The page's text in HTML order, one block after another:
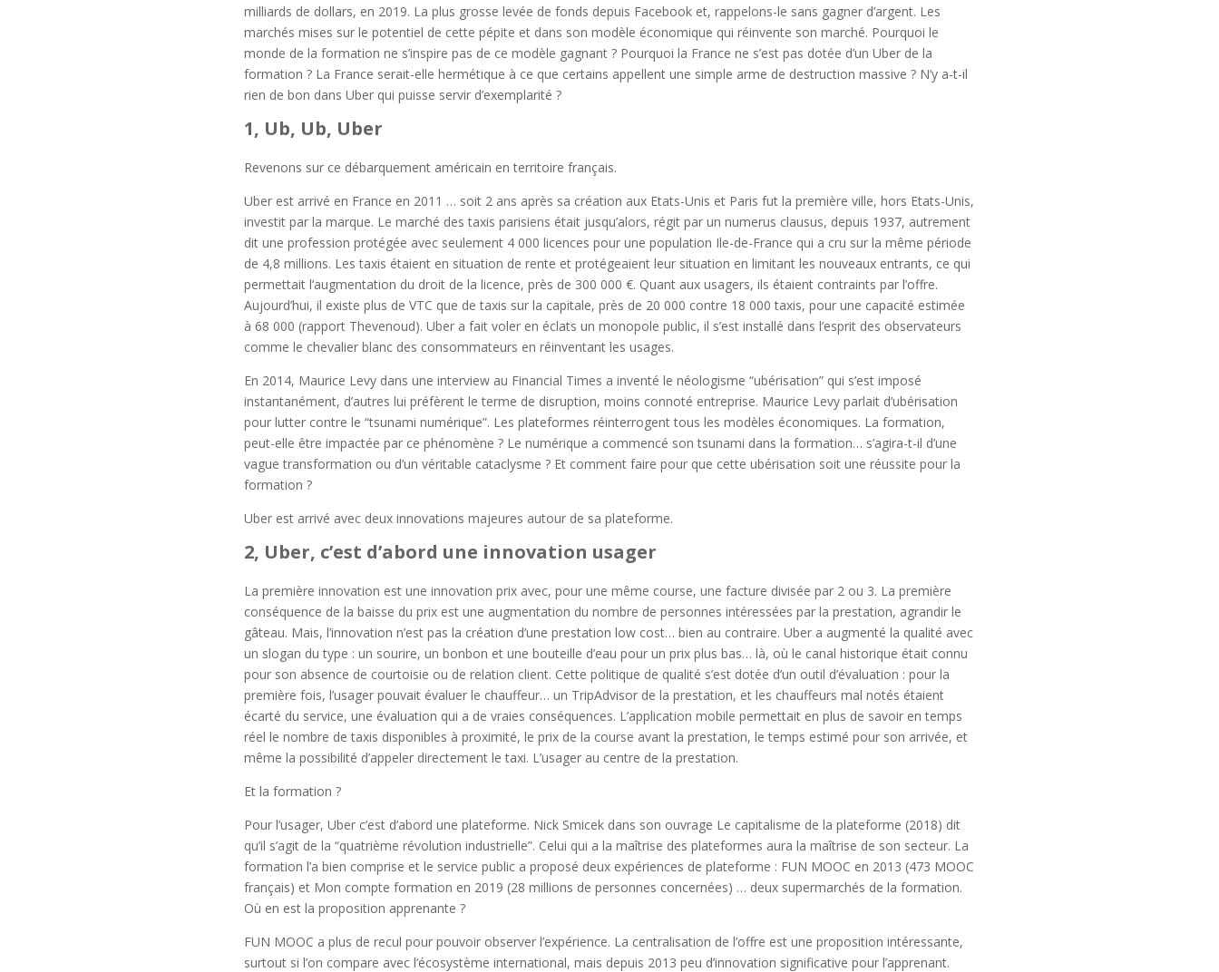
milliards de dollars, en 2019. La plus grosse levée de fonds depuis Facebook et, rappelons-le sans gagner d’argent. Les
marchés mises sur le potentiel de cette pépite et dans son modèle économique qui réinvente son marché. Pourquoi le
monde de la formation ne s’inspire pas de ce modèle gagnant ? Pourquoi la France ne s’est pas dotée d’un Uber de la
formation ? La France serait-elle hermétique à ce que certains appellent une simple arme de destruction massive ? N’y a-t-il
rien de bon dans Uber qui puisse servir d’exemplarité ?
1, Ub, Ub, Uber
Revenons sur ce débarquement américain en territoire français.
Uber est arrivé en France en 2011 … soit 2 ans après sa création aux Etats-Unis et Paris fut la première ville, hors Etats-Unis,
investit par la marque. Le marché des taxis parisiens était jusqu’alors, régit par un numerus clausus, depuis 1937, autrement
dit une profession protégée avec seulement 4 000 licences pour une population Ile-de-France qui a cru sur la même période
de 4,8 millions. Les taxis étaient en situation de rente et protégeaient leur situation en limitant les nouveaux entrants, ce qui
permettait l’augmentation du droit de la licence, près de 300 000 €. Quant aux usagers, ils étaient contraints par l’offre.
Aujourd’hui, il existe plus de VTC que de taxis sur la capitale, près de 20 000 contre 18 000 taxis, pour une capacité estimée
à 68 000 (rapport Thevenoud). Uber a fait voler en éclats un monopole public, il s’est installé dans l’esprit des observateurs
comme le chevalier blanc des consommateurs en réinventant les usages.
En 2014, Maurice Levy dans une interview au Financial Times a inventé le néologisme “ubérisation” qui s’est imposé
instantanément, d’autres lui préfèrent le terme de disruption, moins connoté entreprise. Maurice Levy parlait d’ubérisation
pour lutter contre le “tsunami numérique”. Les plateformes réinterrogent tous les modèles économiques. La formation,
peut-elle être impactée par ce phénomène ? Le numérique a commencé son tsunami dans la formation… s’agira-t-il d’une
vague transformation ou d’un véritable cataclysme ? Et comment faire pour que cette ubérisation soit une réussite pour la
formation ?
Uber est arrivé avec deux innovations majeures autour de sa plateforme.
2, Uber, c’est d’abord une innovation usager
La première innovation est une innovation prix avec, pour une même course, une facture divisée par 2 ou 3. La première
conséquence de la baisse du prix est une augmentation du nombre de personnes intéressées par la prestation, agrandir le
gâteau. Mais, l’innovation n’est pas la création d’une prestation low cost… bien au contraire. Uber a augmenté la qualité avec
un slogan du type : un sourire, un bonbon et une bouteille d’eau pour un prix plus bas… là, où le canal historique était connu
pour son absence de courtoisie ou de relation client. Cette politique de qualité s’est dotée d’un outil d’évaluation : pour la
première fois, l’usager pouvait évaluer le chauffeur… un TripAdvisor de la prestation, et les chauffeurs mal notés étaient
écarté du service, une évaluation qui a de vraies conséquences. L’application mobile permettait en plus de savoir en temps
réel le nombre de taxis disponibles à proximité, le prix de la course avant la prestation, le temps estimé pour son arrivée, et
même la possibilité d’appeler directement le taxi. L’usager au centre de la prestation.
Et la formation ?
Pour l’usager, Uber c’est d’abord une plateforme. Nick Smicek dans son ouvrage Le capitalisme de la plateforme (2018) dit
qu’il s’agit de la “quatrième révolution industrielle”. Celui qui a la maîtrise des plateformes aura la maîtrise de son secteur. La
formation l’a bien comprise et le service public a proposé deux expériences de plateforme : FUN MOOC en 2013 (473 MOOC
français) et Mon compte formation en 2019 (28 millions de personnes concernées) … deux supermarchés de la formation.
Où en est la proposition apprenante ?
FUN MOOC a plus de recul pour pouvoir observer l’expérience. La centralisation de l’offre est une proposition intéressante,
surtout si l’on compare avec l’écosystème international, mais depuis 2013 peu d’innovation significative pour l’apprenant.